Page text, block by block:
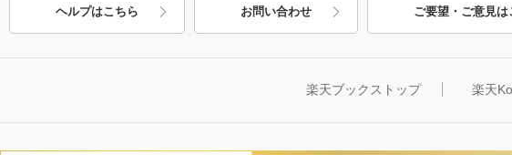
ヘルプはこちら お問い合わせ ご要望・ご意見は
楽天ブックストップ 楽天